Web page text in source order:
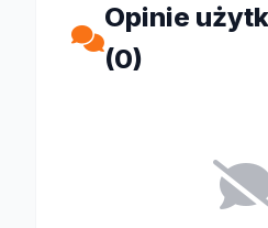
Opinie
(0)